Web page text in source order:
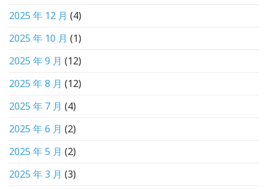
2025 年 12 月 (4)
2025 年 10 月 (1)
2025 年 9 月 (12)
2025 年 8 月 (12)
2025 年 7 月 (4)
2025 年 6 月 (2)
2025 年 5 月 (2)
2025 年 3 月 (3)